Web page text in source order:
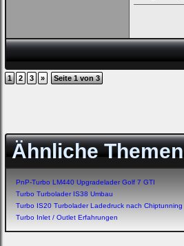
1 2 3 » Seite 1 von 3
Ähnliche Themen
PnP-Turbo LM440 Upgradelader Golf 7 GTI
Turbo Turbolader IS38 Umbau
Turbo IS20 Turbolader Ladedruck nach Chiptunning
Turbo Inlet / Outlet Erfahrungen